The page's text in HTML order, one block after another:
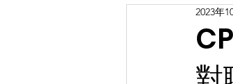
2023年